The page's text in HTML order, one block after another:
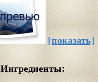
[показать]
Ингредиенты: